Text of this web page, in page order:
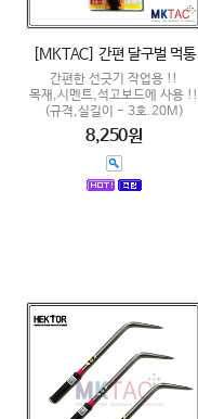
[MKTAC] 간편 달구벌 먹통
간편한 선긋기 작업용 !!
목재,시멘트,석고보드에 사용 !!
(규격,실길이 - 3호.20M)
8,250원